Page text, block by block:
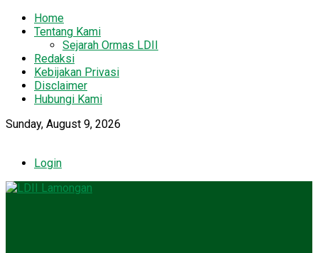
Home
Tentang Kami
Sejarah Ormas LDII
Redaksi
Kebijakan Privasi
Disclaimer
Hubungi Kami
Sunday, August 9, 2026
Login